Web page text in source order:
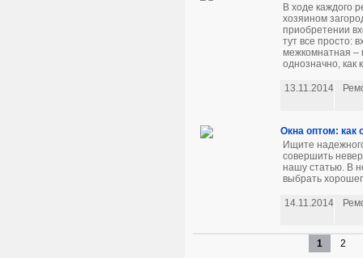
В ходе каждого
хозяином
приобретении
тут все просто:
межкомнатная –
однозначно, как
13.11.2014
Окна оптом: как
Ищите
совершить
нашу статью. В
выбрать
14.11.2014
1 2